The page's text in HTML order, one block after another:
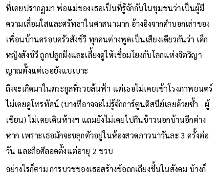
ที่เคยปรากฏมา พ่อแม่ของเธอเป็นที่รู้จักกันในชุมชนว่าเป็นผู้มี
ความเลื่อมใสและศรัทธาในศาสนามาก อ้างอิงจากคำบอกเล่าของ
เพื่อนบ้านครอบครัวสังข์วี ทุกคนต่างพูดเป็นเสียงเดียวกันว่า เด็ก
หญิงสังข์วี ถูกปลูกฝังและเลี้ยงดูให้เชื่อมโยงกับโลกแห่งจิตวิญา
ญาณตั้งแต่เธอยังแบเบาะ
ถึงจะเกิดมาในตระกูลที่รวยล้นฟ้า แต่เธอไม่เคยเข้าโรงภาพยนตร์
ไม่เคยดูโทรทัศน์ (บางทีอาจจะไม่รู้จักการ์ตูนดิสนีย์เลยด้วยซ้ำ - ผู้
เขียน) ไม่เคยเดินห้างฯ แถมยังไม่เคยไปกินข้าวนอกบ้านอีกต่าง
หาก เพราะเธอมักจะขลุกตัวอยู่ในห้องสวดภาวนาวันละ 3 ครั้งต่อ
วัน และถือศีลอดตั้งแต่อายุ 2 ขวบ
อย่างไรก็ตาม การบวชของเธอสร้างข้อถกเถียงขึ้นในสังคม บ้างก็